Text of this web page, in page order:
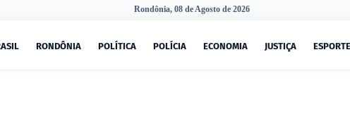
Rondônia, 08 de Agosto de 2026
RONDÔNIA POLÍTICA POLÍCIA ECONOMIA JUSTIÇA ESPORTE